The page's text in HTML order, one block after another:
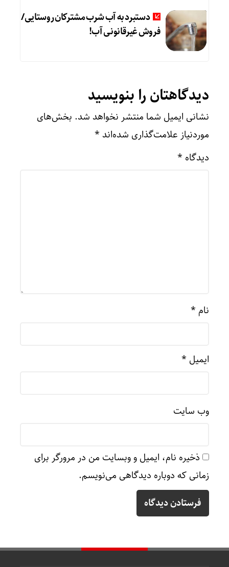
دستبرد به آب شرب مشترکان روستایی/
فروش غیرقانونی آب!
دیدگاهتان را بنویسید
نشانی ایمیل شما منتشر نخواهد شد. بخش‌های
موردنیاز علامت‌گذاری شده‌اند *
دیدگاه *
نام *
ایمیل *
وب‌ سایت
ذخیره نام، ایمیل و وبسایت من در مرورگر برای
زمانی که دوباره دیدگاهی می‌نویسم.